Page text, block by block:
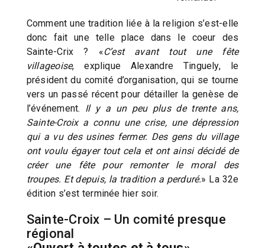
Comment une tradition liée à la religion s’est-elle
donc fait une telle place dans le coeur des
Sainte-Crix ? «C’est avant tout une fête
villageoise, explique Alexandre Tinguely, le
président du comité d’organisation, qui se tourne
vers un passé récent pour détailler la genèse de
l’événement. Il y a un peu plus de trente ans,
Sainte-Croix a connu une crise, une dépression
qui a vu des usines fermer. Des gens du village
ont voulu égayer tout cela et ont ainsi décidé de
créer une fête pour remonter le moral des
troupes. Et depuis, la tradition a perduré.» La 32e
édition s’est terminée hier soir.
Sainte-Croix – Un comité presque
régional